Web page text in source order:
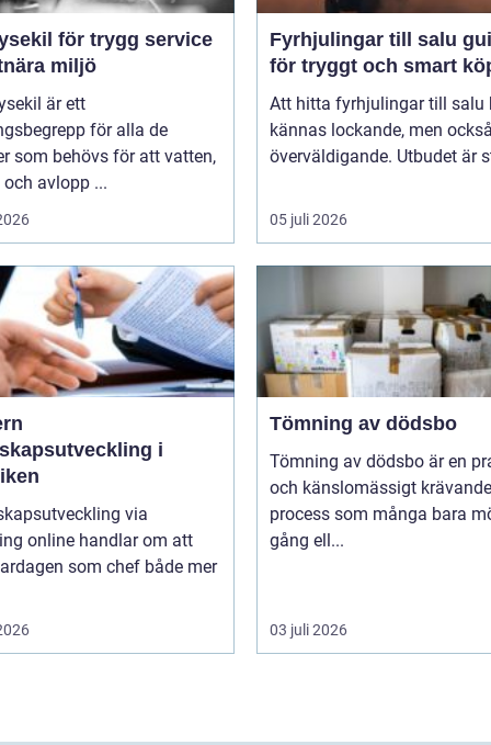
för trygg service
miljö
är ett
för alla de
som behövs för att vatten,
avlopp ...
Fyrhjulingar till salu guide
för tryggt och smart
Att hitta fyrhjulingar till salu
kännas lockande, men
överväldigande. Utbudet är
05 juli 2026
i
via
online handlar om att
som chef både mer
Tömning av dödsbo
Tömning av dödsbo är en
och känslomässigt krävande
process som många bara
gång ell...
03 juli 2026